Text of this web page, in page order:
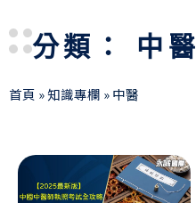
分類： 中醫
首頁 »知識專欄 »中醫